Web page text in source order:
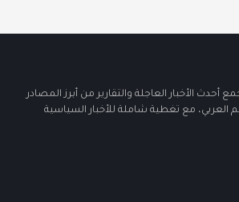
الأخبار العاجلة والتقارير من أبرز المصادر
العربي، مع تغطية شاملة للأخبار السياسية